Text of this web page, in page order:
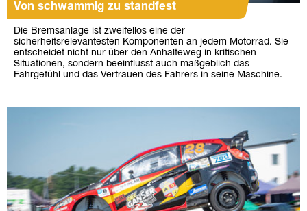
Von schwammig zu standfest
Die Bremsanlage ist zweifellos eine der
sicherheitsrelevantesten Komponenten an jedem Motorrad. Sie
entscheidet nicht nur über den Anhalteweg in kritischen
Situationen, sondern beeinflusst auch maßgeblich das
Fahrgefühl und das Vertrauen des Fahrers in seine Maschine.